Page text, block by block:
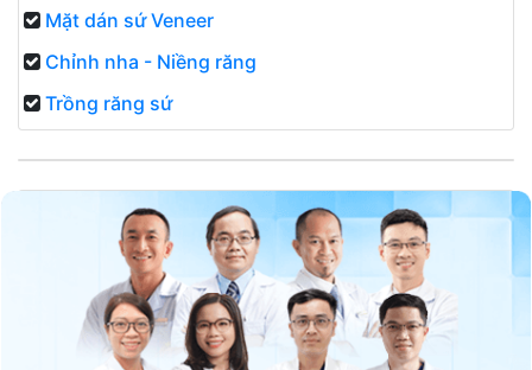
Mặt dán sứ Veneer
Chỉnh nha - Niềng răng
Trồng răng sứ